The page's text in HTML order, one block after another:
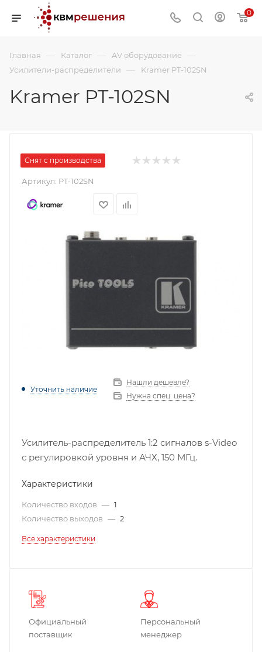
0
Главная — Каталог — AV оборудование —
Усилители-распределители — Kramer PT-102SN
Kramer PT-102SN
Снят с производства
Артикул: PT-102SN
Уточнить наличие
Нашли дешевле?
Нужна спец. цена?
Усилитель-распределитель 1:2 сигналов s-Video
c регулировкой уровня и АЧХ, 150 МГц.
Характеристики
Количество входов — 1
Количество выходов — 2
Все характеристики
Официальный
поставщик
Персональный
менеджер